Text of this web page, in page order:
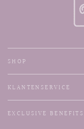
SHOP
KLANTENSERVICE
EXCLUSIVE BENEFITS